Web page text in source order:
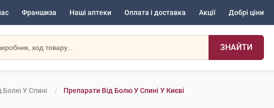
Франшиза Наші аптеки Оплата і доставка Акції Добрі ціни
ЗНАЙТИ
Болю У Спині Препарати Від Болю У Спині У Києві